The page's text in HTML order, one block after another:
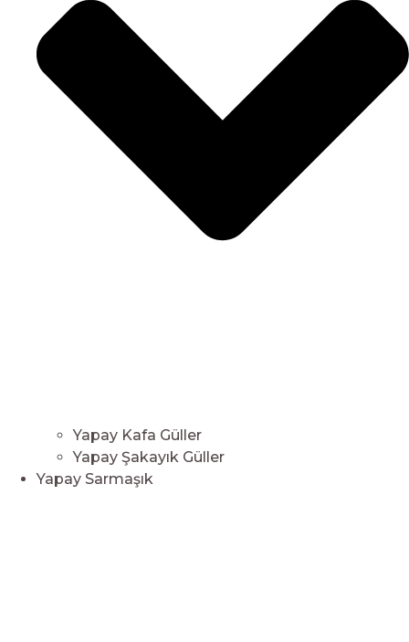
Yapay Kafa Güller
Yapay Şakayık Güller
Yapay Sarmaşık